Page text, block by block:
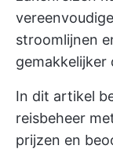
stroomlijnen
gemakkelijker
In dit artikel
reisbeheer
prijzen en